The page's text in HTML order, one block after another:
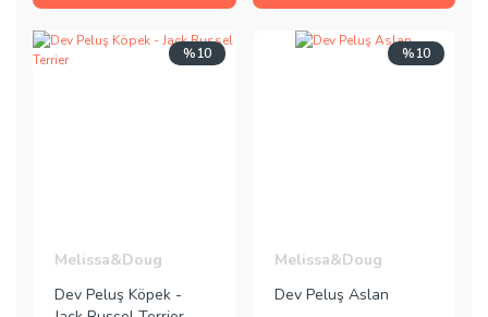
%10
Melissa&Doug
Dev Peluş Köpek -
%10
Melissa&Doug
Dev Peluş Aslan